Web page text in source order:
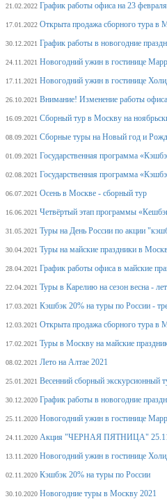
21.02.2022 График работы офиса на 23 февраля
17.01.2022 Открыта продажа сборного тура в
30.12.2021 График работы в новогодние
24.11.2021 Новогодний ужин в гостинице
17.11.2021 Новогодний ужин в гостинице
26.10.2021 Внимание! Изменение работы
16.09.2021 Сборный тур в Москву на
08.09.2021 Сборные туры на Новый год и
01.09.2021 Государственная программа
02.08.2021 Государственная программа
06.07.2021 Осень в Москве - сборный тур
16.06.2021 Четвёртый этап программы
31.05.2021 Туры на День России по акции
30.04.2021 Туры на майские праздники в
28.04.2021 График работы офиса в майские
22.04.2021 Туры в Карелию на сезон весна -
17.03.2021 Кэшбэк 20% на туры по России -
12.03.2021 Открыта продажа сборного тура в
17.02.2021 Туры в Москву на майские
08.02.2021 Лето на Алтае 2021
25.01.2021 Весенний сборный экскурсионный
30.12.2020 График работы в новогодние
25.11.2020 Новогодний ужин в гостинице
24.11.2020 Акция "ЧЕРНАЯ ПЯТНИЦА"
13.11.2020 Новогодний ужин в гостинице
02.11.2020 Кэшбэк 20% на туры по России
30.10.2020 Новогодние туры в Москву 2021